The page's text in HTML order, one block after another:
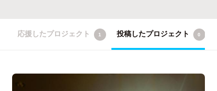
応援したプロジェクト 1 投稿したプロジェクト 0